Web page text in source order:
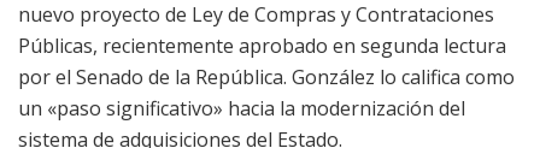
nuevo proyecto de Ley de Compras y Contrataciones
Públicas, recientemente aprobado en segunda lectura
por el Senado de la República. González lo califica como
un «paso significativo» hacia la modernización del
sistema de adquisiciones del Estado.